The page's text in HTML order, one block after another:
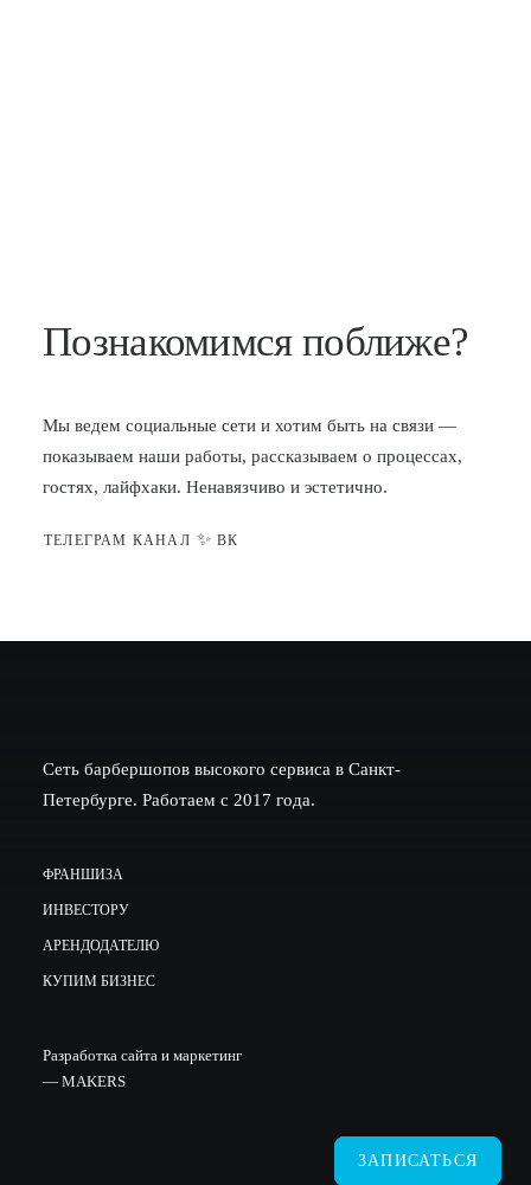
Познакомимся поближе?
Мы ведем социальные сети и хотим быть на связи —
показываем наши работы, рассказываем о процессах,
гостях, лайфхаки. Ненавязчиво и эстетично.
ТЕЛЕГРАМ КАНАЛ ✨ ВК
Сеть барбершопов высокого сервиса в Санкт-
Петербурге. Работаем с 2017 года.
ФРАНШИЗА
ИНВЕСТОРУ
АРЕНДОДАТЕЛЮ
КУПИМ БИЗНЕС
Разработка сайта и маркетинг
— MAKERS
ЗАПИСАТЬСЯ